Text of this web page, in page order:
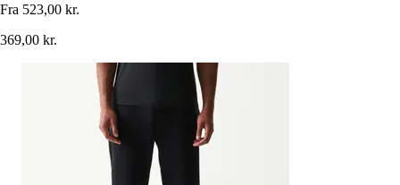
Fra 523,00 kr.
369,00 kr.